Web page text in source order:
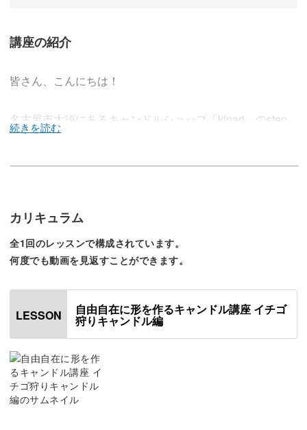
講座の紹介
皆さん、こんにちは！
名古屋市大須にあるキャンドルショップ「kinari」のstep
です！
りキャンドル編」です。
カラフルでリアルなイチゴが詰まったバスケットの形をし
たキャンドルを作成することができる講座になっていま
す。
カリキュラム
全1回のレッスンで構成されています。
何度でも動画を見返すことができます。
LESSON 自由自在に形を作るキャンドル講座 イチゴ
狩りキャンドル編